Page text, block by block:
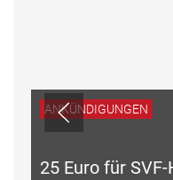
ANKÜNDIGUNGEN
25 Euro für